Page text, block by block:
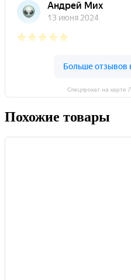
Спецпрокат на
Похожие товары